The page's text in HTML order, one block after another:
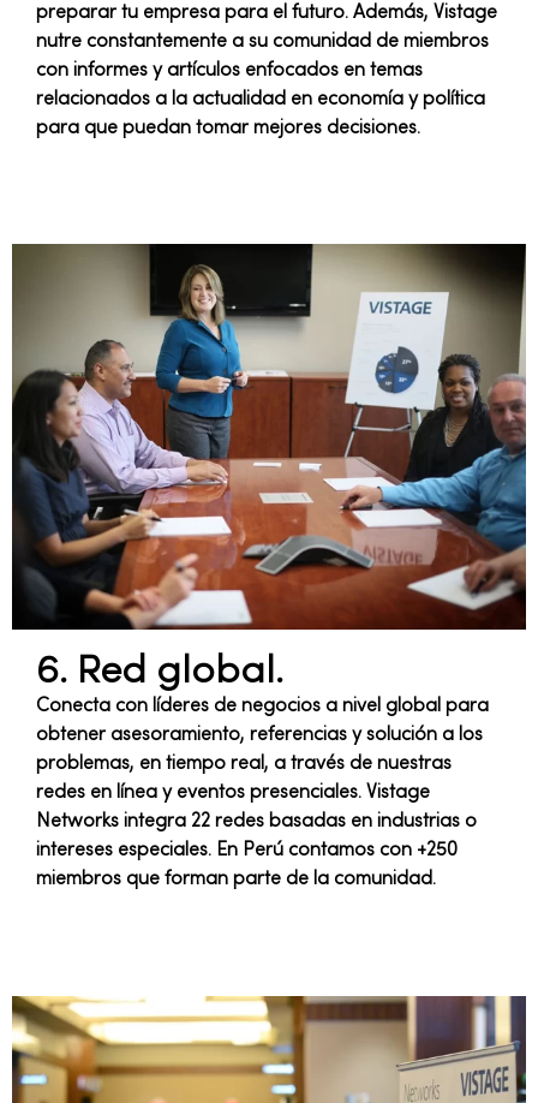
preparar tu empresa para el futuro. Además, Vistage
nutre constantemente a su comunidad de miembros
con informes y artículos enfocados en temas
relacionados a la actualidad en economía y política
para que puedan tomar mejores decisiones.
6. Red global.
Conecta con líderes de negocios a nivel global para
obtener asesoramiento, referencias y solución a los
problemas, en tiempo real, a través de nuestras
redes en línea y eventos presenciales. Vistage
Networks integra 22 redes basadas en industrias o
intereses especiales. En Perú contamos con +250
miembros que forman parte de la comunidad.